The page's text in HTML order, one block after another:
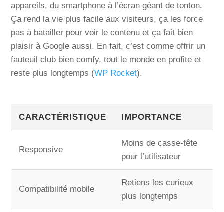
appareils, du smartphone à l’écran géant de tonton.
Ça rend la vie plus facile aux visiteurs, ça les force
pas à batailler pour voir le contenu et ça fait bien
plaisir à Google aussi. En fait, c’est comme offrir un
fauteuil club bien comfy, tout le monde en profite et
reste plus longtemps (WP Rocket).
CARACTÉRISTIQUE IMPORTANCE
Responsive
Moins de casse-tête
pour l’utilisateur
Compatibilité mobile
Retiens les curieux
plus longtemps